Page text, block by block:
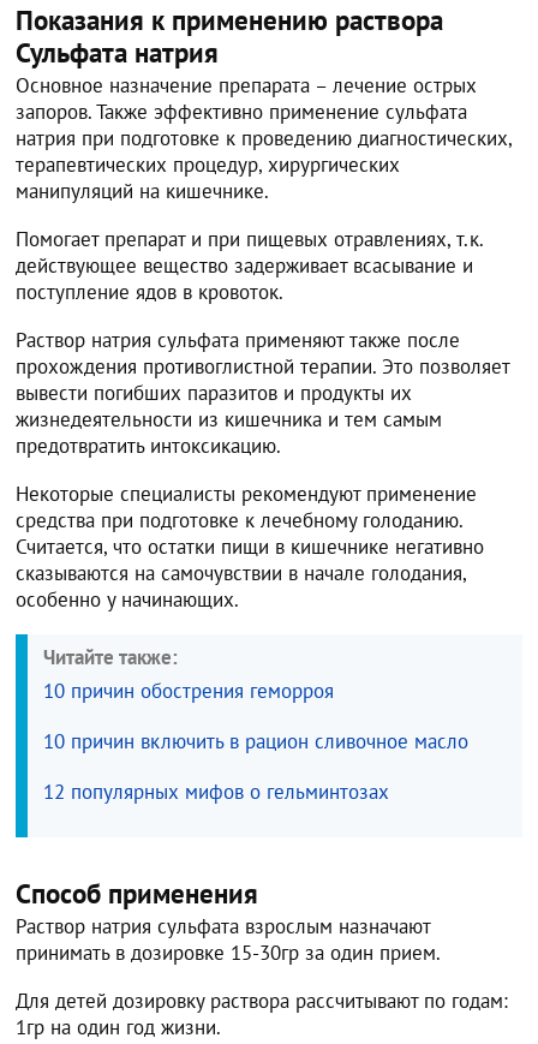
Показания к применению раствора
Сульфата натрия
Основное назначение препарата – лечение острых
запоров. Также эффективно применение сульфата
натрия при подготовке к проведению диагностических,
терапевтических процедур, хирургических
манипуляций на кишечнике.
Помогает препарат и при пищевых отравлениях, т.к.
действующее вещество задерживает всасывание и
поступление ядов в кровоток.
Раствор натрия сульфата применяют также после
прохождения противоглистной терапии. Это позволяет
вывести погибших паразитов и продукты их
жизнедеятельности из кишечника и тем самым
предотвратить интоксикацию.
Некоторые специалисты рекомендуют применение
средства при подготовке к лечебному голоданию.
Считается, что остатки пищи в кишечнике негативно
сказываются на самочувствии в начале голодания,
особенно у начинающих.
Читайте также:
10 причин обострения геморроя
10 причин включить в рацион сливочное масло
12 популярных мифов о гельминтозах
Способ применения
Раствор натрия сульфата взрослым назначают
принимать в дозировке 15-30гр за один прием.
Для детей дозировку раствора рассчитывают по годам:
1гр на один год жизни.